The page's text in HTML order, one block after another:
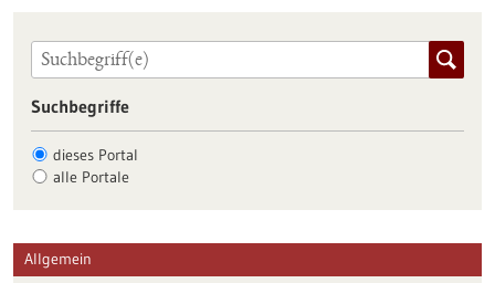
Suchbegriffe
dieses Portal
alle Portale
Allgemein